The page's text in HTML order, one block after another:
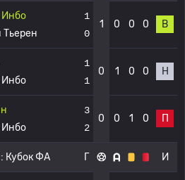
Инбо
1
0
1 0 0 0 В
Инбо
1
1
0 1 0 0 Н
Инбо
3
2
0 0 1 0 П
Кубок ФА Г И